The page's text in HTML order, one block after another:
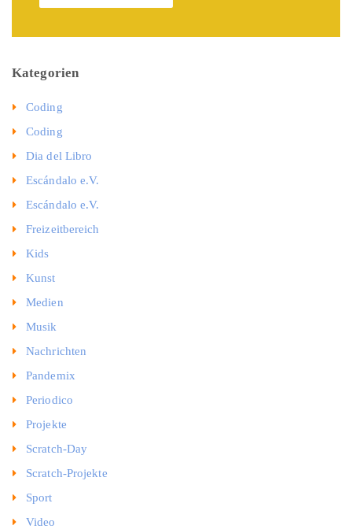
Kategorien
Coding
Coding
Dia del Libro
Escándalo e.V.
Escándalo e.V.
Freizeitbereich
Kids
Kunst
Medien
Musik
Nachrichten
Pandemix
Periodico
Projekte
Scratch-Day
Scratch-Projekte
Sport
Video